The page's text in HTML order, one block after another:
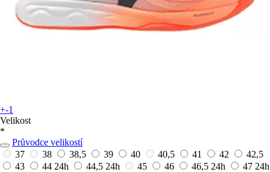
+-1
Velikost
*
Průvodce velikostí
37
38 38,5 39 40 40,5 41 42
42,5
43
44 24h 44,5 24h 45 46 46,5 24h 47 24h